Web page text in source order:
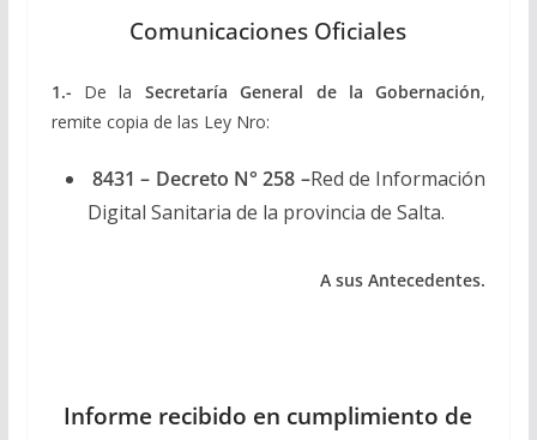
Comunicaciones Oficiales
1.- De la Secretaría General de la Gobernación,
remite copia de las Ley Nro:
8431 – Decreto N° 258 –Red de Información
Digital Sanitaria de la provincia de Salta.
A sus Antecedentes.
Informe recibido en cumplimiento de